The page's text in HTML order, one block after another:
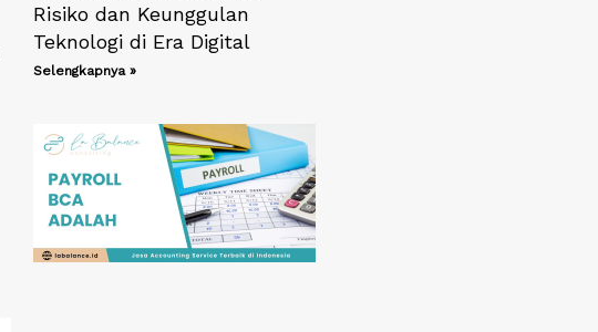
Risiko dan Keunggulan
Teknologi di Era Digital
Selengkapnya »